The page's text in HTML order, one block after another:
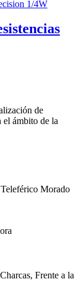
de
el ámbito de la
Morado
Frente a la